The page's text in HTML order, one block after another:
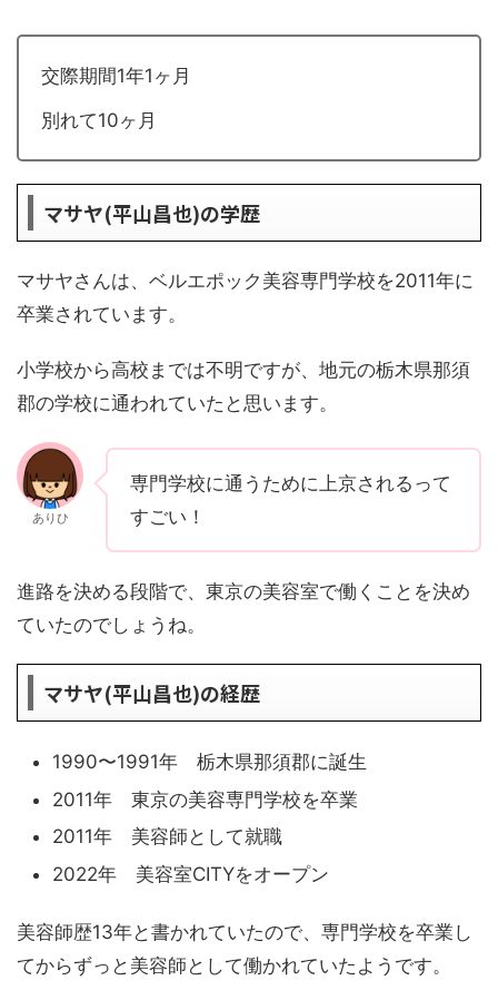
交際期間1年1ヶ月
別れて10ヶ月
マサヤ(平山昌也)の学歴
マサヤさんは、ベルエポック美容専門学校を2011年に
卒業されています。
小学校から高校までは不明ですが、地元の栃木県那須
郡の学校に通われていたと思います。
ありひ
専門学校に通うために上京されるって
すごい！
進路を決める段階で、東京の美容室で働くことを決め
ていたのでしょうね。
マサヤ(平山昌也)の経歴
1990〜1991年 栃木県那須郡に誕生
2011年 東京の美容専門学校を卒業
2011年 美容師として就職
2022年 美容室CITYをオープン
美容師歴13年と書かれていたので、専門学校を卒業し
てからずっと美容師として働かれていたようです。